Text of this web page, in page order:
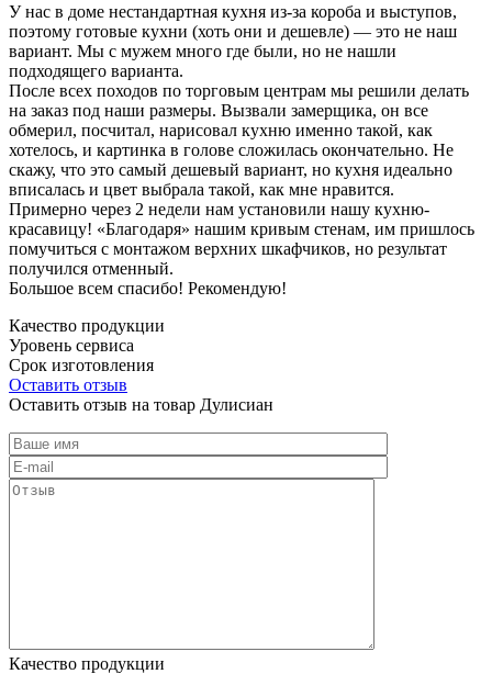
У нас в доме нестандартная кухня из-за короба и выступов,
поэтому готовые кухни (хоть они и дешевле) — это не наш
вариант. Мы с мужем много где были, но не нашли
подходящего варианта.
После всех походов по торговым центрам мы решили делать
на заказ под наши размеры. Вызвали замерщика, он все
обмерил, посчитал, нарисовал кухню именно такой, как
хотелось, и картинка в голове сложилась окончательно. Не
скажу, что это самый дешевый вариант, но кухня идеально
вписалась и цвет выбрала такой, как мне нравится.
Примерно через 2 недели нам установили нашу кухню-
красавицу! «Благодаря» нашим кривым стенам, им пришлось
помучиться с монтажом верхних шкафчиков, но результат
получился отменный.
Большое всем спасибо! Рекомендую!
Качество продукции
Уровень сервиса
Срок изготовления
Оставить отзыв
Оставить отзыв на товар Дулисиан
Качество продукции